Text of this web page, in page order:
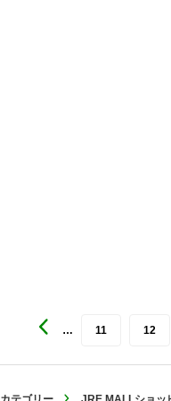
… 11 12